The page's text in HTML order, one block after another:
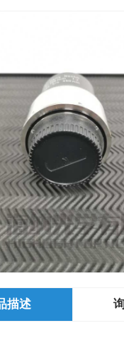
描述